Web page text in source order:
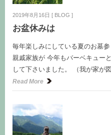
2019年8月16日 [ BLOG ]
お盆休みは
毎年楽しみにしている夏のお墓
親戚家族が 今年もバーベキュー
して下さいました。 （我が家が
Read More